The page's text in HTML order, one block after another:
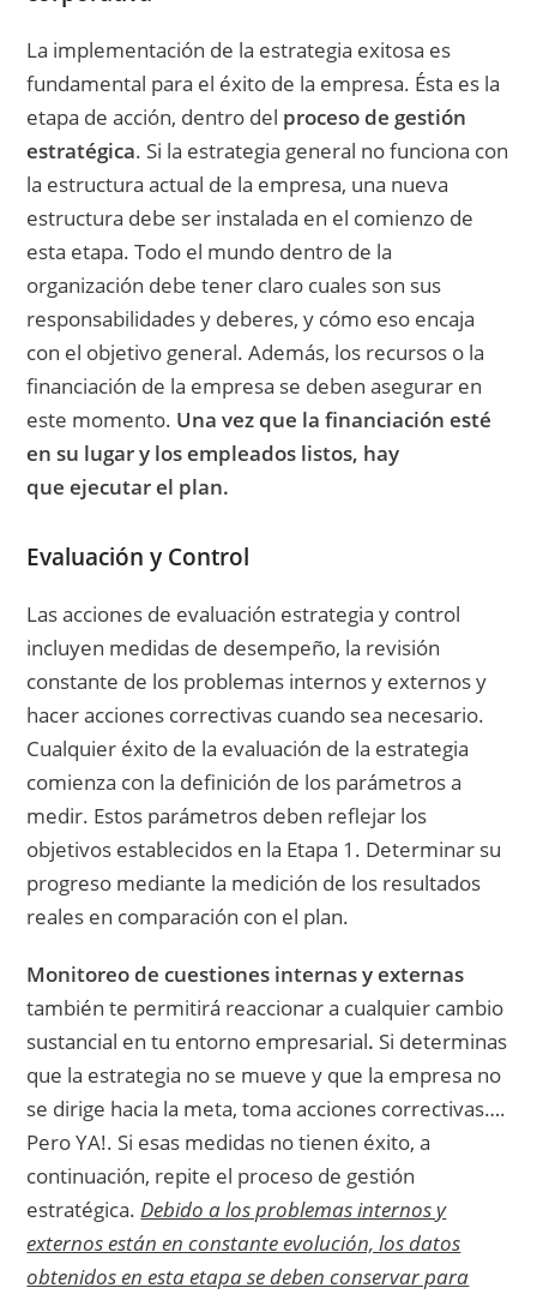
La implementación de la estrategia exitosa es
fundamental para el éxito de la empresa. Ésta es la
etapa de acción, dentro del proceso de gestión
estratégica. Si la estrategia general no funciona con
la estructura actual de la empresa, una nueva
estructura debe ser instalada en el comienzo de
esta etapa. Todo el mundo dentro de la
organización debe tener claro cuales son sus
responsabilidades y deberes, y cómo eso encaja
con el objetivo general. Además, los recursos o la
financiación de la empresa se deben asegurar en
este momento. Una vez que la financiación esté
en su lugar y los empleados listos, hay
que ejecutar el plan.
Evaluación y Control
Las acciones de evaluación estrategia y control
incluyen medidas de desempeño, la revisión
constante de los problemas internos y externos y
hacer acciones correctivas cuando sea necesario.
Cualquier éxito de la evaluación de la estrategia
comienza con la definición de los parámetros a
medir. Estos parámetros deben reflejar los
objetivos establecidos en la Etapa 1. Determinar su
progreso mediante la medición de los resultados
reales en comparación con el plan.
Monitoreo de cuestiones internas y externas
también te permitirá reaccionar a cualquier cambio
sustancial en tu entorno empresarial. Si determinas
que la estrategia no se mueve y que la empresa no
se dirige hacia la meta, toma acciones correctivas….
Pero YA!. Si esas medidas no tienen éxito, a
continuación, repite el proceso de gestión
estratégica. Debido a los problemas internos y
externos están en constante evolución, los datos
obtenidos en esta etapa se deben conservar para